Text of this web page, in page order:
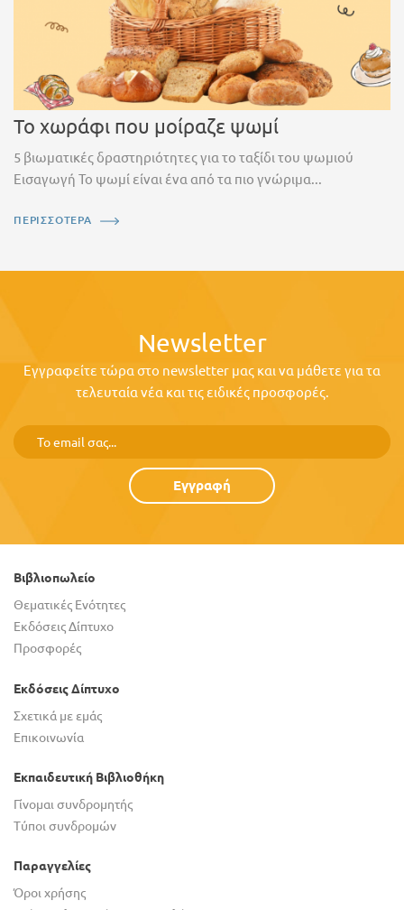
Το χωράφι που μοίραζε ψωμί
5 βιωματικές δραστηριότητες για το ταξίδι του ψωμιού
Εισαγωγή Το ψωμί είναι ένα από τα πιο γνώριμα...
ΠΕΡΙΣΣΟΤΕΡΑ
Newsletter
Εγγραφείτε τώρα στο newsletter μας και να μάθετε για τα
τελευταία νέα και τις ειδικές προσφορές.
Εγγραφή
Βιβλιοπωλείο
Θεματικές Ενότητες
Εκδόσεις Δίπτυχο
Προσφορές
Εκδόσεις Δίπτυχο
Σχετικά με εμάς
Επικοινωνία
Εκπαιδευτική Βιβλιοθήκη
Γίνομαι συνδρομητής
Τύποι συνδρομών
Παραγγελίες
Όροι χρήσης